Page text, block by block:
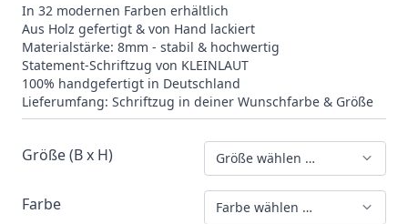
In 32 modernen Farben erhältlich
Aus Holz gefertigt & von Hand lackiert
Materialstärke: 8mm - stabil & hochwertig
Statement-Schriftzug von KLEINLAUT
100% handgefertigt in Deutschland
Lieferumfang: Schriftzug in deiner Wunschfarbe & Größe
Größe (B x H) Größe wählen …
Farbe Farbe wählen …